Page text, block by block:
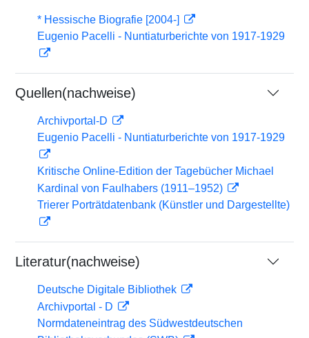
* Hessische Biografie [2004-]
Eugenio Pacelli - Nuntiaturberichte von 1917-1929
Quellen(nachweise)
Archivportal-D
Eugenio Pacelli - Nuntiaturberichte von 1917-1929
Kritische Online-Edition der Tagebücher Michael
Kardinal von Faulhabers (1911–1952)
Trierer Porträtdatenbank (Künstler und Dargestellte)
Literatur(nachweise)
Deutsche Digitale Bibliothek
Archivportal - D
Normdateneintrag des Südwestdeutschen